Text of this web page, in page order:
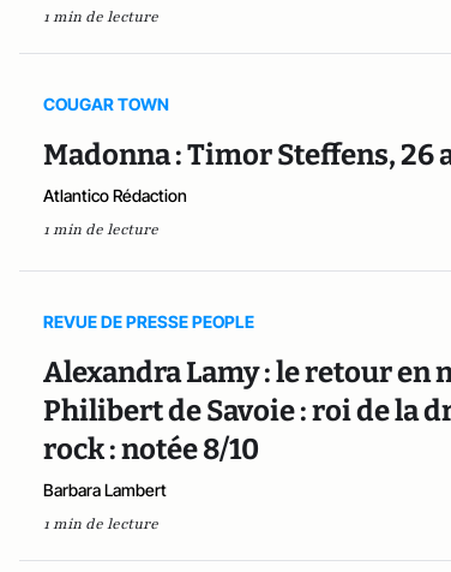
1 min de lecture
COUGAR TOWN
Madonna : Timor Steffens, 26
Atlantico Rédaction
1 min de lecture
REVUE DE PRESSE PEOPLE
Alexandra Lamy : le retour
Philibert de Savoie : roi de la
rock : notée 8/10
Barbara Lambert
1 min de lecture